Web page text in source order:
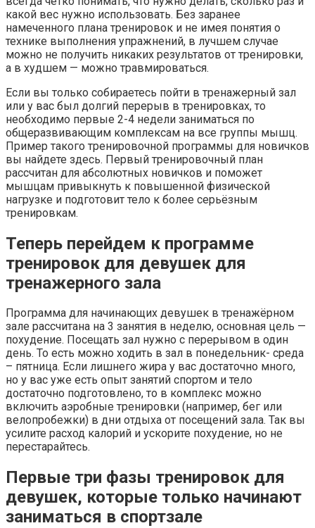
какой вес нужно использовать. Без заранее
намеченного плана тренировок и не имея понятия о
технике выполнения упражнений, в лучшем случае
можно не получить никаких результатов от тренировки,
а в худшем — можно травмироваться.
Если вы только собираетесь пойти в тренажерный зал
или у вас был долгий перерыв в тренировках, то
необходимо первые 2-4 недели заниматься по
общеразвивающим комплексам на все группы мышц.
Пример такого тренировочной программы для новичков
вы найдете здесь. Первый тренировочный план
рассчитан для абсолютных новичков и поможет
мышцам привыкнуть к повышенной физической
нагрузке и подготовит тело к более серьёзным
тренировкам.
Теперь перейдем к программе
тренировок для девушек для
тренажерного зала
Программа для начинающих девушек в тренажёрном
зале рассчитана на 3 занятия в неделю, основная цель —
похудение. Посещать зал нужно с перерывом в один
день. То есть можно ходить в зал в понедельник- среда
– пятница. Если лишнего жира у вас достаточно много,
но у вас уже есть опыт занятий спортом и тело
достаточно подготовлено, то в комплекс можно
включить аэробные тренировки (например, бег или
велопробежки) в дни отдыха от посещений зала. Так вы
усилите расход калорий и ускорите похудение, но не
перестарайтесь.
Первые три фазы тренировок для
девушек, которые только начинают
заниматься в спортзале